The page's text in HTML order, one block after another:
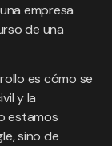
empresa
de una
es cómo se
y la
estamos
sino de